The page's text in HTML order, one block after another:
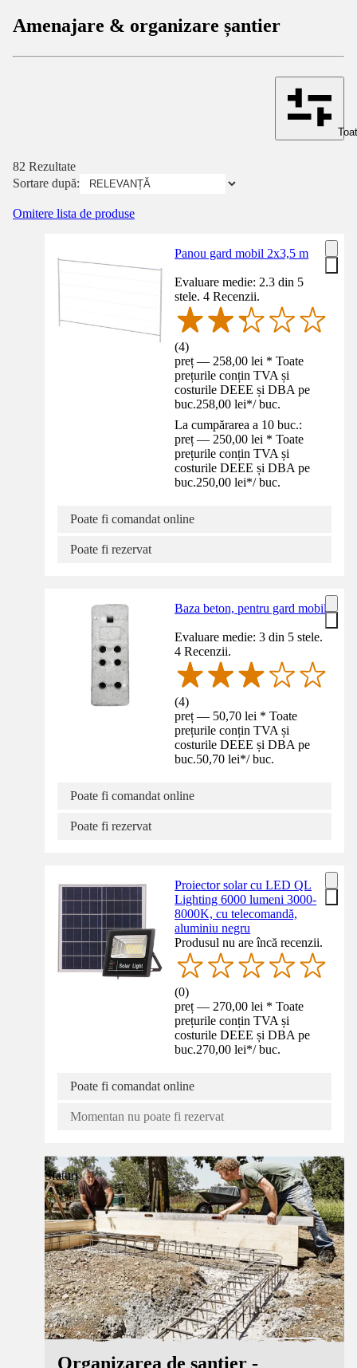
Amenajare & organizare șantier
82 Rezultate
Sortare după:
Omitere lista de produse
Panou gard mobil 2x3,5 m
Evaluare medie: 2.3 din 5
stele. 4 Recenzii.
(4)
preț — 258,00 lei * Toate
prețurile conțin TVA și
costurile DEEE și DBA pe
buc.258,00 lei*/ buc.
La cumpărarea a 10 buc.:
preț — 250,00 lei * Toate
prețurile conțin TVA și
costurile DEEE și DBA pe
buc.250,00 lei*/ buc.
Poate fi comandat online
Poate fi rezervat
Baza beton, pentru gard mobil
Evaluare medie: 3 din 5 stele.
4 Recenzii.
(4)
preț — 50,70 lei * Toate
prețurile conțin TVA și
costurile DEEE și DBA pe
buc.50,70 lei*/ buc.
Poate fi comandat online
Poate fi rezervat
Proiector solar cu LED QL
Lighting 6000 lumeni 3000-
8000K, cu telecomandă,
aluminiu negru
Produsul nu are încă recenzii.
(0)
preț — 270,00 lei * Toate
prețurile conțin TVA și
costurile DEEE și DBA pe
buc.270,00 lei*/ buc.
Poate fi comandat online
Momentan nu poate fi rezervat
Sfaturi
Organizarea de șantier -